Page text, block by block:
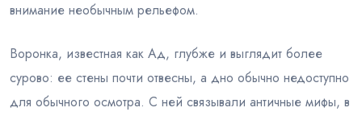
внимание необычным рельефом.
Воронка, известная как Ад, глубже и выглядит более
сурово: ее стены почти отвесны, а дно обычно недоступно
для обычного осмотра. С ней связывали античные мифы, в